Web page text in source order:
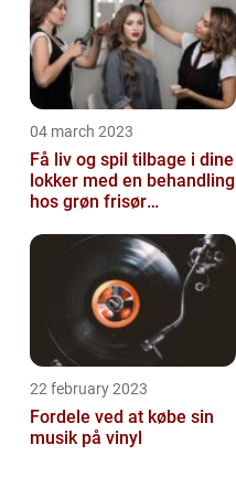
04 march 2023
Få liv og spil tilbage i dine
lokker med en behandling
hos grøn frisør
22 february 2023
Fordele ved at købe sin
musik på vinyl